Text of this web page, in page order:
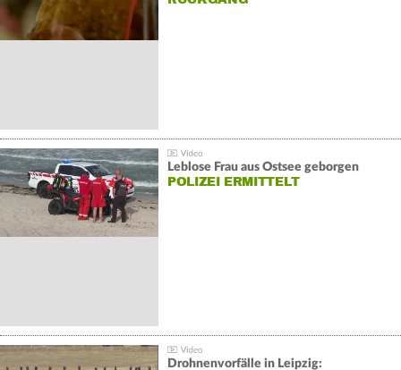
Leblose Frau aus Ostsee geborgen
POLIZEI ERMITTELT
Drohnenvorfälle in Leipzig: